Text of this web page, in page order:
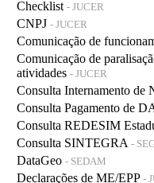
Checklist - JUCER
CNPJ - JUCER
Comunicação de
Comunicação de
atividades - JUCER
Consulta Internamento de
Consulta Pagamento de
Consulta REDESIM
Consulta SINTEGRA -
DataGeo - SEDAM
Declarações de ME/EPP -